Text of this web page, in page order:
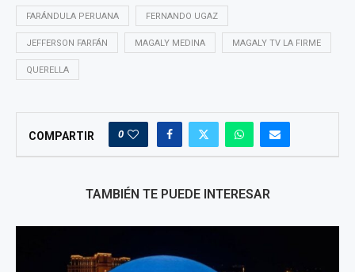
FARÁNDULA PERUANA FERNANDO UGAZ
JEFFERSON FARFÁN MAGALY MEDINA MAGALY TV LA FIRME
QUERELLA
COMPARTIR 0
TAMBIÉN TE PUEDE INTERESAR